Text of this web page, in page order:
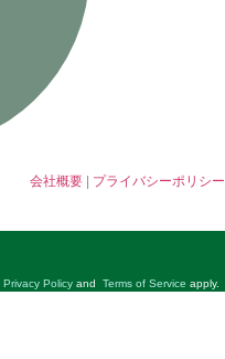
会社概要 | プライバシーポリシー
Privacy Policy and Terms of Service apply.